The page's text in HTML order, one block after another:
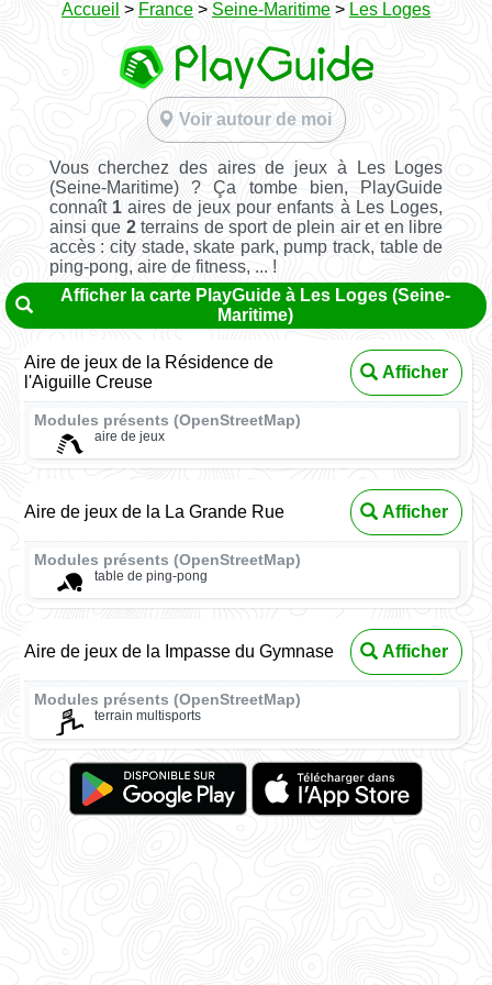
Accueil > France > Seine-Maritime > Les Loges
Voir autour de moi
Vous cherchez des aires de jeux à Les Loges
(Seine-Maritime) ? Ça tombe bien, PlayGuide
connaît 1 aires de jeux pour enfants à Les Loges,
ainsi que 2terrains de sport de plein air et en libre
accès : city stade, skate park, pump track, table de
ping-pong, aire de fitness, ... !
Afficher la carte PlayGuide à Les Loges (Seine-
Maritime)
Aire de jeux de la Résidence de
l'Aiguille Creuse
Afficher
Modules présents (OpenStreetMap)
aire de jeux
Aire de jeux de la La Grande Rue Afficher
Modules présents (OpenStreetMap)
table de ping-pong
Aire de jeux de la Impasse du Gymnase Afficher
Modules présents (OpenStreetMap)
terrain multisports